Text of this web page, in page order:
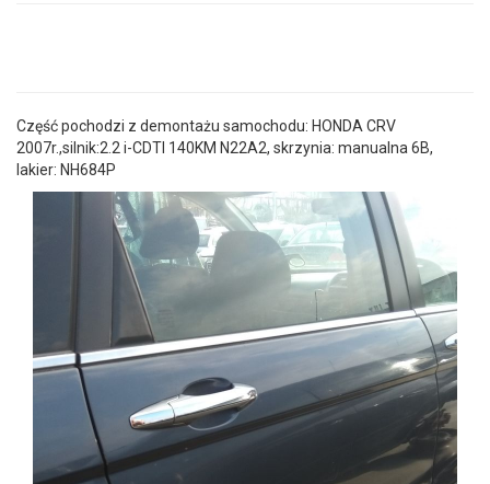
Część pochodzi z demontażu samochodu: HONDA CRV
2007r.,silnik:2.2 i-CDTI 140KM N22A2, skrzynia: manualna 6B,
lakier: NH684P